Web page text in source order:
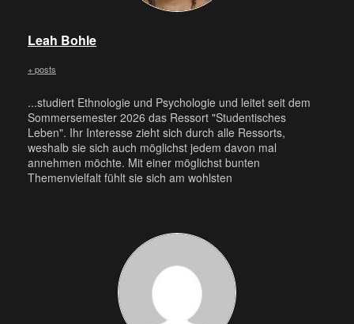
Leah Bohle
+ posts
...studiert Ethnologie und Psychologie und leitet seit dem
Sommersemester 2026 das Ressort "Studentisches
Leben". Ihr Interesse zieht sich durch alle Ressorts,
weshalb sie sich auch möglichst jedem davon mal
annehmen möchte. Mit einer möglichst bunten
Themenvielfalt fühlt sie sich am wohlsten